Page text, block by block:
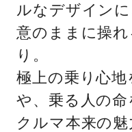
ルなデザインに
意のままに操
り。
極上の乗り心
や、乗る人の命
クルマ本来の